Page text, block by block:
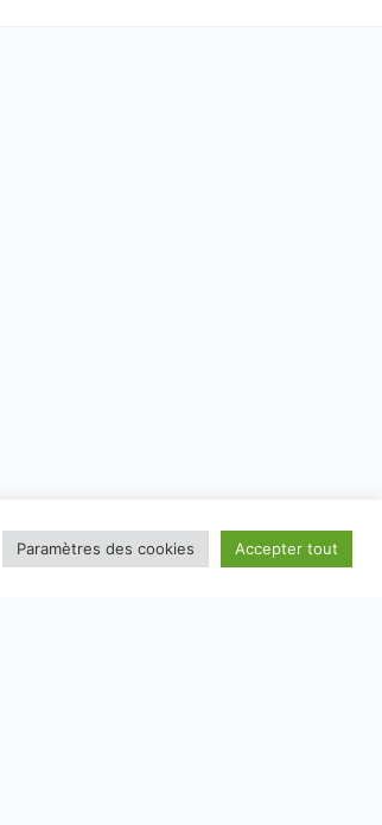
Paramètres des cookies Accepter tout